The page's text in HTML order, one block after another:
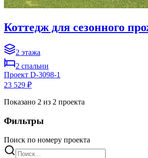
Коттедж для сезонного
2 этажа
2 спальни
Проект D-3098-1
23 529 ₽
Показано 2 из 2 проекта
Фильтры
Поиск по номеру проекта